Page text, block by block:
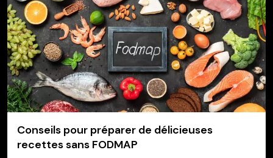
Conseils pour préparer de délicieuses
recettes sans FODMAP